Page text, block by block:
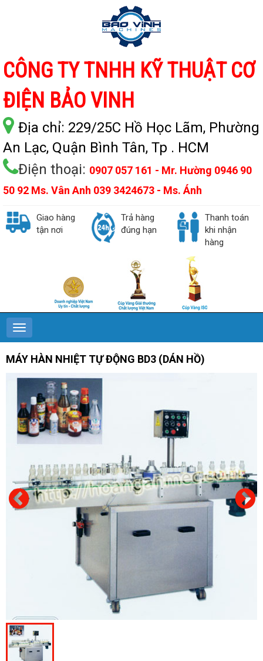
CÔNG TY TNHH KỸ THUẬT CƠ
ĐIỆN BẢO VINH
Địa chỉ: 229/25C Hồ Học Lãm, Phường
An Lạc, Quận Bình Tân, Tp . HCM
Điện thoại: 0907 057 161 - Mr. Hường 0946 90
50 92 Ms. Vân Anh 039 3424673 - Ms. Ánh
Giao hàng
tận nơi
Trả hàng
đúng hạn
Thanh toán
khi nhận
hàng
MÁY HÀN NHIỆT TỰ ĐỘNG BD3 (DÁN HỒ)